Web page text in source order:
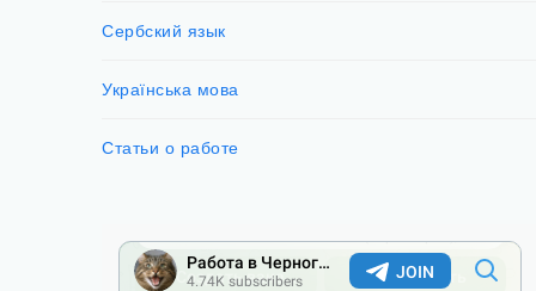
Сербский язык
Українська мова
Статьи о работе